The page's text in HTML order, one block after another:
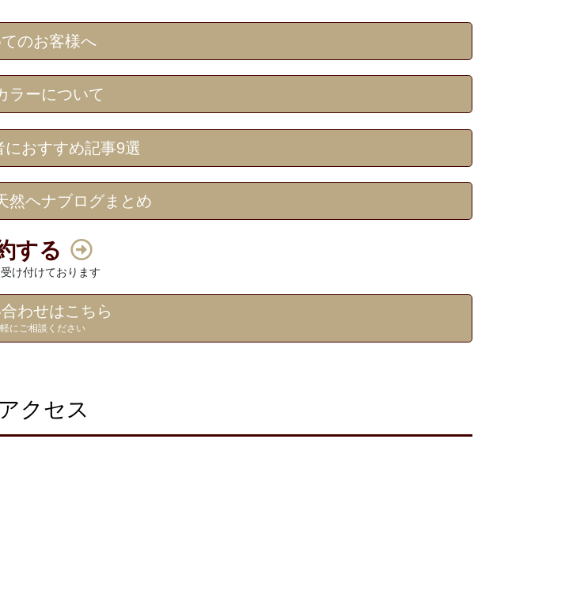
のお客様へ
ラーについて
におすすめ記事9選
然ヘナブログまとめ
する
け付けております
わせはこちら
にご相談ください
アクセス